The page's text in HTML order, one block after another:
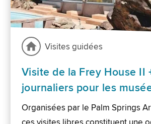
Visites guidées
Visite de la Frey House II
journaliers pour les
Organisées par le Palm Springs